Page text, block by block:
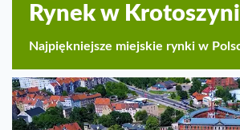
Rynek w
Najpiękniejsze miejskie rynki w